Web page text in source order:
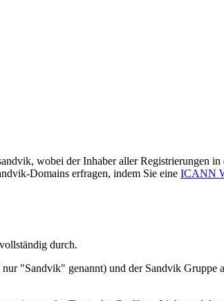
wobei der Inhaber aller Registrierungen
Domains erfragen, indem Sie eine ICANN
durch.
"Sandvik" genannt) und der Sandvik